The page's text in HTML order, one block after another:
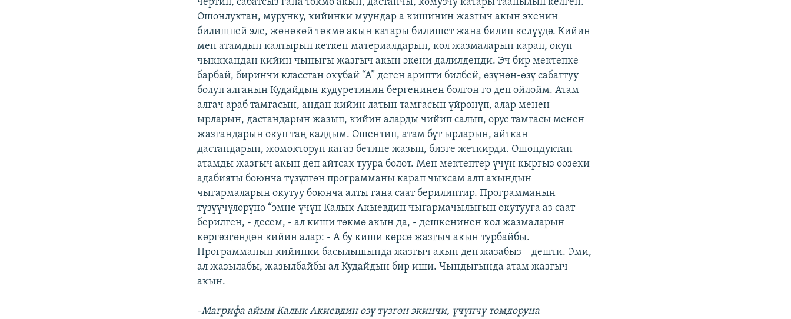
Ошонлуктан, мурунку, кийинки муундар а кишинин жазгыч акын экенин
билишпей эле, жөнөкөй төкмө акын катары билишет жана билип келүүдө. Кийин
мен атамдын калтырып кеткен материалдарын, кол жазмаларын карап, окуп
чыкккандан кийин чыныгы жазгыч акын экени далилденди. Эч бир мектепке
барбай, биринчи класстан окубай “А” деген арипти билбей, өзүнөн-өзү сабаттуу
болуп алганын Кудайдын кудуретинин бергенинен болгон го деп ойлойм. Атам
алгач араб тамгасын, андан кийин латын тамгасын үйрөнүп, алар менен
ырларын, дастандарын жазып, кийин аларды чийип салып, орус тамгасы менен
жазгандарын окуп таң калдым. Ошентип, атам бүт ырларын, айткан
дастандарын, жомокторун кагаз бетине жазып, бизге жеткирди. Ошондуктан
атамды жазгыч акын деп айтсак туура болот. Мен мектептер үчүн кыргыз оозеки
адабияты боюнча түзүлгөн программаны карап чыксам алп акындын
чыгармаларын окутуу боюнча алты гана саат берилиптир. Программанын
түзүүчүлөрүнө “эмне үчүн Калык Акыевдин чыгармачылыгын окутууга аз саат
берилген, - десем, - ал киши төкмө акын да, - дешкенинен кол жазмаларын
көргөзгөндөн кийин алар: - А бу киши көрсө жазгыч акын турбайбы.
Программанын кийинки басылышында жазгыч акын деп жазабыз – дешти. Эми,
ал жазылабы, жазылбайбы ал Кудайдын бир иши. Чындыгында атам жазгыч
акын.
-Магрифа айым Калык Акиевдин өзү түзгөн экинчи, үчүнчү томдоруна